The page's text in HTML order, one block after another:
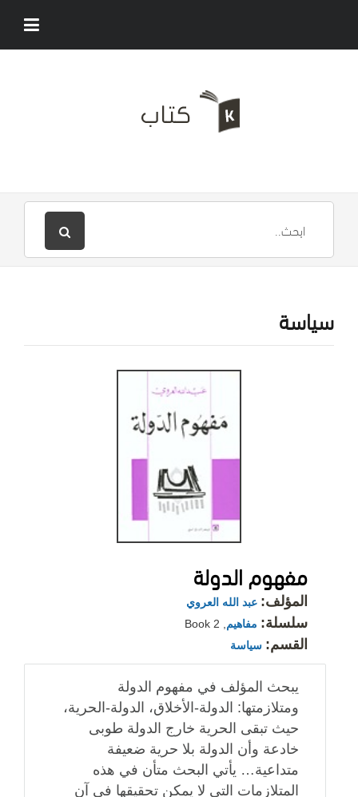
سياسة
مفهوم الدولة
المؤلف: عبد الله العروي
سلسلة: مفاهيم
القسم: سياسة
يبحث المؤلف في مفهوم الدولة
ومتلازمتها: الدولة-الأخلاق، الدولة-الحرية،
حيث تبقى الحرية خارج الدولة طوبى
خادعة وأن الدولة بلا حرية ضعيفة
متداعية… يأتي البحث متأن في هذه
المتلازمات التي لا يمكن تحقيقها في آن